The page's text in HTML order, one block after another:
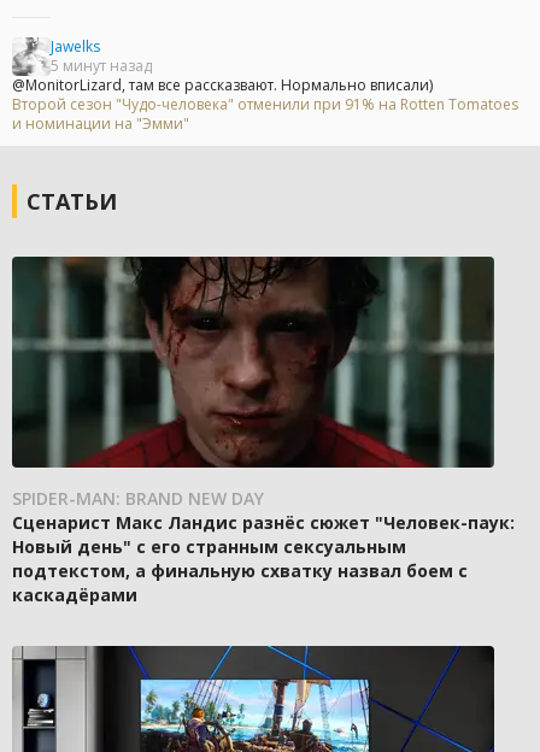
Jawelks
5 минут назад
@MonitorLizard, там все рассказвают. Нормально вписали)
Второй сезон "Чудо-человека" отменили при 91% на Rotten Tomatoes
и номинации на "Эмми"
СТАТЬИ
SPIDER-MAN: BRAND NEW DAY
Сценарист Макс Ландис разнёс сюжет "Человек-паук:
Новый день" с его странным сексуальным
подтекстом, а финальную схватку назвал боем с
каскадёрами